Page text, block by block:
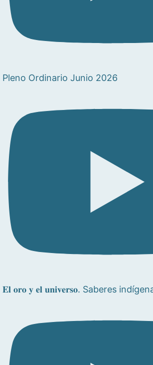
Pleno Ordinario Junio 2026
𝐄𝐥 𝐨𝐫𝐨 𝐲 𝐞𝐥 𝐮𝐧𝐢𝐯𝐞𝐫𝐬𝐨. Saberes